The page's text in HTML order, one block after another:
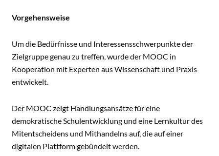
Vorgehensweise
Um die Bedürfnisse und Interessensschwerpunkte der
Zielgruppe genau zu treffen, wurde der MOOC in
Kooperation mit Experten aus Wissenschaft und Praxis
entwickelt.
Der MOOC zeigt Handlungsansätze für eine
demokratische Schulentwicklung und eine Lernkultur des
Mitentscheidens und Mithandelns auf, die auf einer
digitalen Plattform gebündelt werden.